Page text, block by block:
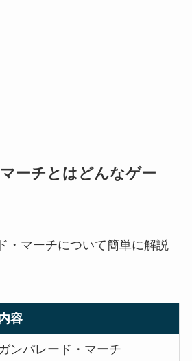
ーチとはどんなゲー
・マーチについて簡単に解説
容
ガンパレード・マーチ